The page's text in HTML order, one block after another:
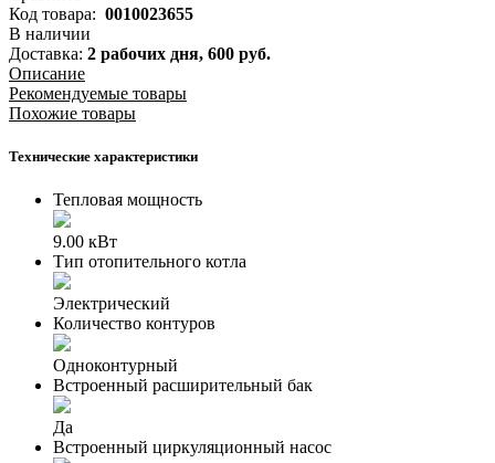
Код товара: 0010023655
В наличии
Доставка: 2 рабочих дня, 600 руб.
Описание
Рекомендуемые товары
Похожие товары
Технические характеристики
Тепловая мощность
9.00 кВт
Тип отопительного котла
Электрический
Количество контуров
Одноконтурный
Встроенный расширительный бак
Да
Встроенный циркуляционный насос